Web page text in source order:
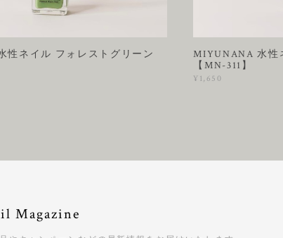
性ネイル フォレストグリーン
MIYUNANA 水性
【MN-311】
¥1,650
Magazine